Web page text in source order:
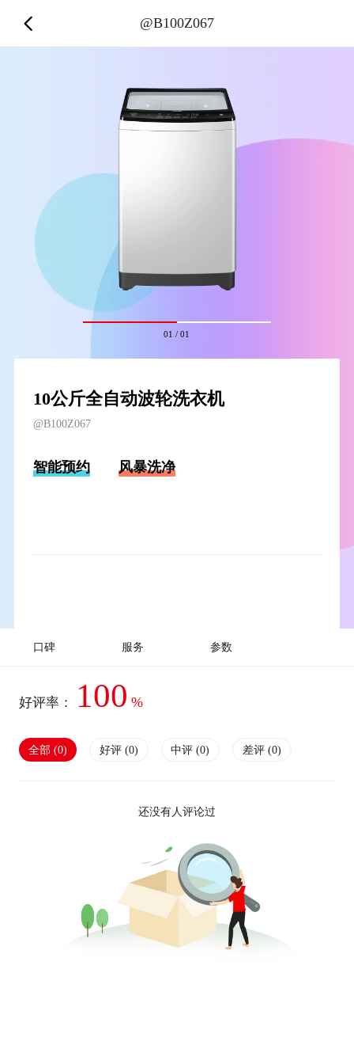
01 /01
10公斤全自动波轮洗衣机
@B100Z067
智能预约 风暴洗净
口碑 服务 参数
好评率： 100 %
全部 (0) 好评 (0) 中评 (0) 差评 (0)
还没有人评论过
@B100Z067